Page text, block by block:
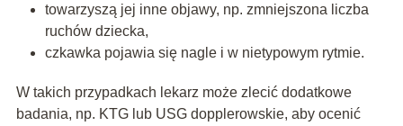
towarzyszą jej inne objawy, np. zmniejszona liczba
ruchów dziecka,
czkawka pojawia się nagle i w nietypowym rytmie.
W takich przypadkach lekarz może zlecić dodatkowe
badania, np. KTG lub USG dopplerowskie, aby ocenić